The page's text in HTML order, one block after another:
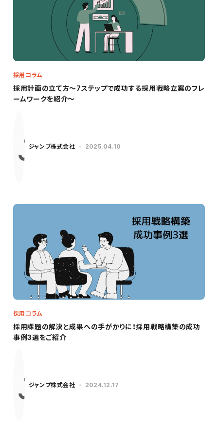
採用計画の立て方～7ステップで成功する採用戦略立案のフレ
ームワークを紹介～
採用コラム
ジャンプ株式会社 2025.04.10
採用課題の解決と成果への手がかりに！採用戦略構築の成功
事例3選をご紹介
採用コラム
ジャンプ株式会社 2024.12.17